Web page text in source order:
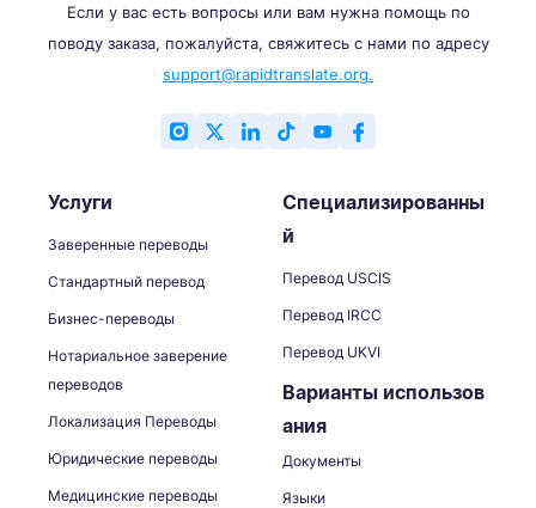
Если у вас есть вопросы или вам нужна помощь по
поводу заказа, пожалуйста, свяжитесь с нами по адресу
support@rapidtranslate.org.
Услуги
Заверенные переводы
Стандартный перевод
Бизнес-переводы
Нотариальное заверение
переводов
Локализация Переводы
Юридические переводы
Медицинские переводы
Специализированны
й
Перевод USCIS
Перевод IRCC
Перевод UKVI
Варианты использов
ания
Документы
Языки